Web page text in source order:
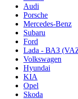
Audi
Porsche
Mercedes-Benz
Subaru
Ford
Lada - ВАЗ
Volkswagen
Hyundai
KIA
Opel
Skoda